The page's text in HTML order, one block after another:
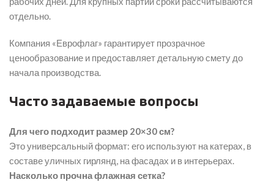
отдельно.
Компания «Еврофлаг» гарантирует прозрачное
ценообразование и предоставляет детальную смету до
начала производства.
Часто задаваемые вопросы
Для чего подходит размер 20×30 см?
Это универсальный формат: его используют на катерах, в
составе уличных гирлянд, на фасадах и в интерьерах.
Насколько прочна флажная сетка?